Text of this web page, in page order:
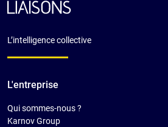
L’intelligence collective
L'entreprise
Qui sommes-nous ?
Karnov Group